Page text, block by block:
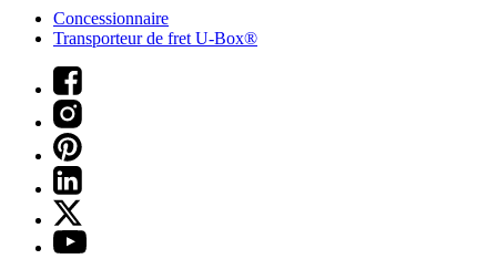
Concessionnaire
Transporteur de fret U-Box®